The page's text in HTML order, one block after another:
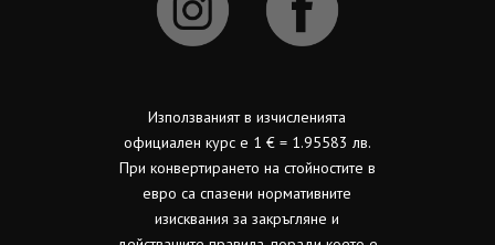
Използваният в изчисленията
официален курс е 1 € = 1.95583 лв.
При конвертирането на стойностите в
евро са спазени нормативните
изисквания за закръгляне и